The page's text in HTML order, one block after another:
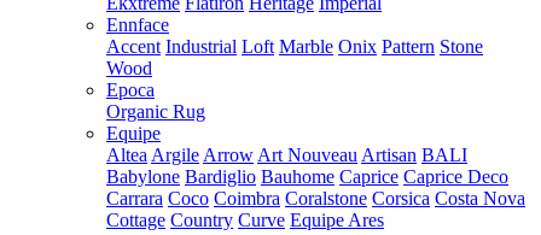
Ennface
Accent Industrial Loft Marble Onix Pattern Stone
Wood
Epoca
Organic Rug
Equipe
Altea Argile Arrow Art Nouveau Artisan BALI
Babylone Bardiglio Bauhome Caprice Caprice Deco
Carrara Coco Coimbra Coralstone Corsica Costa Nova
Cottage Country Curve Equipe Ares